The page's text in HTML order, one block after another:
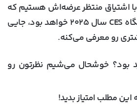
اشتیاق منتظر عرضه‌اش هستیم که
گفته می‌شه تو نمایشگاه CES سال ۲۰۲۵ خواهد بود، جایی
بود؟ خوشحال می‌شیم نظرتون رو
این مطلب امتیاز بدید!